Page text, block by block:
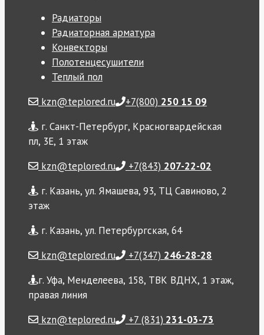
Радиаторы
Радиаторная арматура
Конвекторы
Полотенцесушители
Теплый пол
kzn@teplored.ru
+7(800) 250 15 09
г. Санкт-Петербург, Красногвардейская
пл, 3Е, 1 этаж
kzn@teplored.ru
+7(843) 207-22-02
г. Казань, ул. Ямашева, 93, ТЦ Савиново, 2
этаж
г. Казань, ул. Петербургская, 64
kzn@teplored.ru
+7(347) 246-28-28
г. Уфа, Менделеева, 158, ТВК ВДНХ, 1 этаж,
правая линия
kzn@teplored.ru
+7 (831) 231-03-73